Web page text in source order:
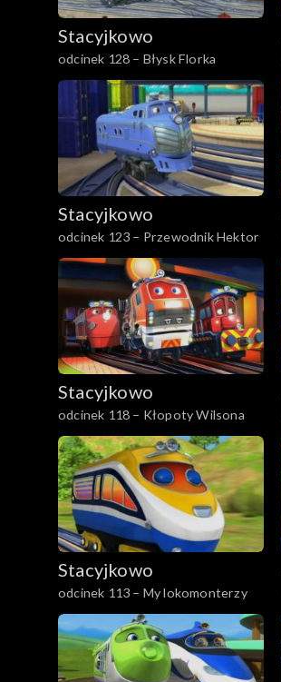
Stacyjkowo
odcinek 128 – Błysk Florka
Stacyjkowo
odcinek 123 – Przewodnik Hektor
Stacyjkowo
odcinek 118 – Kłopoty Wilsona
Stacyjkowo
odcinek 113 – My lokomonterzy